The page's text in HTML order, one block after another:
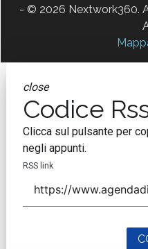
- © 2026 Nextwork360.
close
Codice
Clicca sul pulsante per
negli appunti.
RSS link